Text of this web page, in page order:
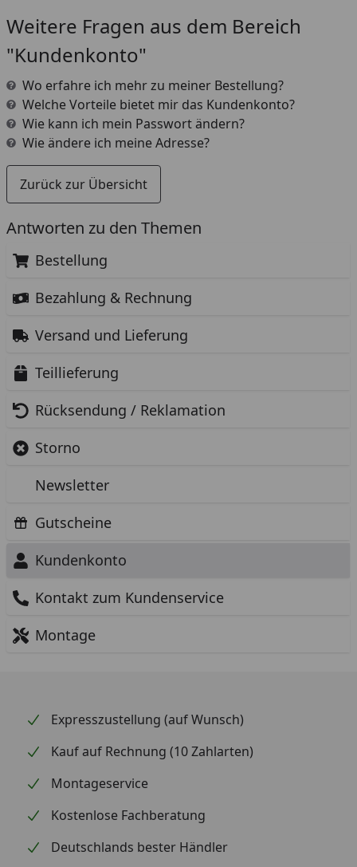
Antworten zu den Themen
Bestellung
Bezahlung & Rechnung
Versand und Lieferung
Teillieferung
Rücksendung / Reklamation
Storno
Newsletter
Gutscheine
Kundenkonto
Kontakt zum Kundenservice
Montage
Weitere Fragen aus dem Bereich
"Kundenkonto"
Wo erfahre ich mehr zu meiner Bestellung?
Welche Vorteile bietet mir das Kundenkonto?
Wie kann ich mein Passwort ändern?
Wie ändere ich meine Adresse?
Zurück zur Übersicht
Expresszustellung (auf Wunsch)
Kauf auf Rechnung (10 Zahlarten)
Montageservice
Kostenlose Fachberatung
Deutschlands bester Händler